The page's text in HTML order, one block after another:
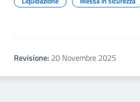
Revisione: 20 Novembre 2025